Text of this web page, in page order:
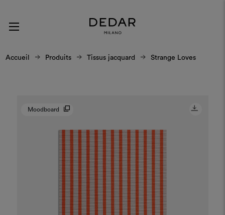
Accueil Produits Tissus jacquard Strange Loves
Moodboard